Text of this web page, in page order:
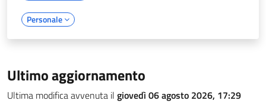
Personale
Ultimo aggiornamento
Ultima modifica avvenuta il giovedì 06 agosto 2026, 17:29